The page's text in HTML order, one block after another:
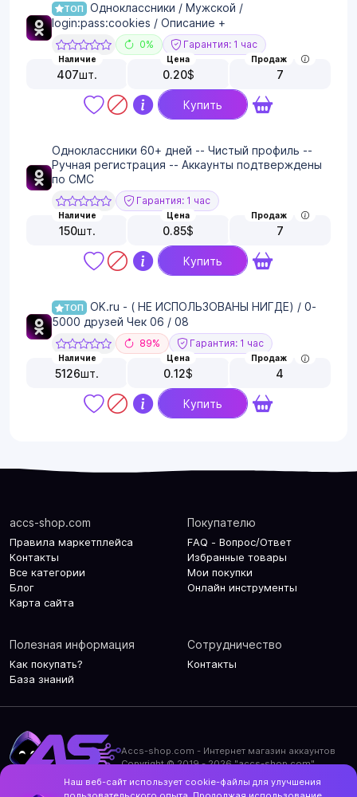
ТОП
Одноклассники / Мужской /
login:pass:cookies / Описание +
0% Гарантия: 1 час
Наличие
407шт.
Цена
0.20$
Продаж
7
Купить
Одноклассники 60+ дней -- Чистый профиль --
Ручная регистрация -- Аккаунты подтверждены
по СМС
Гарантия: 1 час
Наличие
150шт.
Цена
0.85$
Продаж
7
Купить
ТОП
OK.ru - ( НЕ ИСПОЛЬЗОВАНЫ НИГДЕ) / 0-
5000 друзей Чек 06 / 08
89% Гарантия: 1 час
Наличие
5126шт.
Цена
0.12$
Продаж
4
Купить
accs-shop.com
Правила маркетплейса
Контакты
Все категории
Блог
Карта сайта
Покупателю
FAQ - Вопрос/Ответ
Избранные товары
Мои покупки
Онлайн инструменты
Полезная информация
Как покупать?
База знаний
Сотрудничество
Контакты
Accs-shop.com - Интернет магазин аккаунтов
Copyright © 2019 - 2026 "accs-shop.com"
Наш веб-сайт использует cookie-файлы для улучшения